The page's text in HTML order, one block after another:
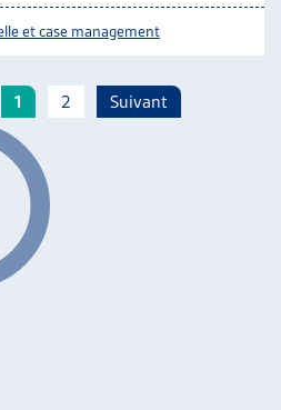
et case management
1 2 Suivant